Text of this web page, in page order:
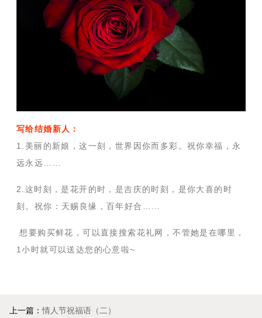
写给结婚新人：
1.美丽的新娘，这一刻，世界因你而多彩。祝你幸福，永
远永远……
2.这时刻，是花开的时，是吉庆的时刻，是你大喜的时
刻。祝你：天赐良缘，百年好合……
想要购买鲜花，可以直接搜索花礼网，不管她是在哪里，
1小时就可以送达您的心意啦~
上一篇：情人节祝福语（二）